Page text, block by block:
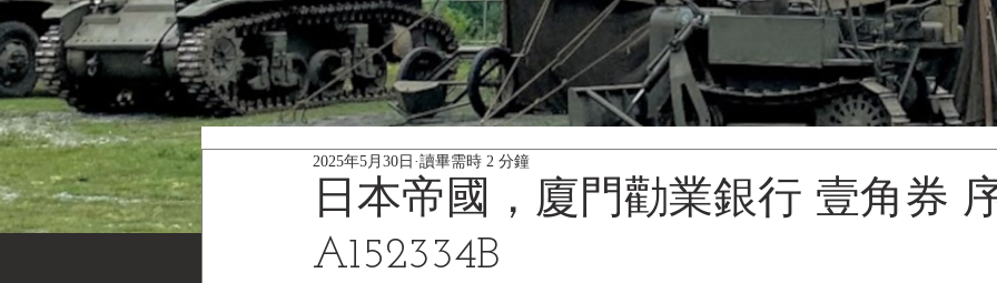
日本帝國，廈門勸業銀行 壹角券
A152334B
2025年5月30日 讀畢需時 2 分鐘